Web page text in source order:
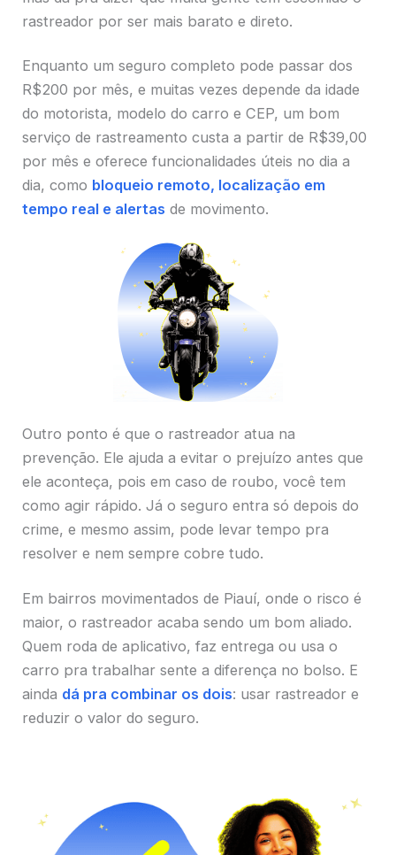
rastreador por ser mais barato e direto.
Enquanto um seguro completo pode passar dos
R$200 por mês, e muitas vezes depende da idade
do motorista, modelo do carro e CEP, um bom
serviço de rastreamento custa a partir de R$39,00
por mês e oferece funcionalidades úteis no dia a
dia, como bloqueio remoto, localização em
tempo real e alertas de movimento.
Outro ponto é que o rastreador atua na
prevenção. Ele ajuda a evitar o prejuízo antes que
ele aconteça, pois em caso de roubo, você tem
como agir rápido. Já o seguro entra só depois do
crime, e mesmo assim, pode levar tempo pra
resolver e nem sempre cobre tudo.
Em bairros movimentados de Piauí, onde o risco é
maior, o rastreador acaba sendo um bom aliado.
Quem roda de aplicativo, faz entrega ou usa o
carro pra trabalhar sente a diferença no bolso. E
ainda dá pra combinar os dois: usar rastreador e
reduzir o valor do seguro.